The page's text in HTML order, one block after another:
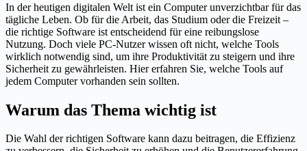
In der heutigen digitalen Welt ist ein Computer unverzichtbar für das
tägliche Leben. Ob für die Arbeit, das Studium oder die Freizeit –
die richtige Software ist entscheidend für eine reibungslose
Nutzung. Doch viele PC-Nutzer wissen oft nicht, welche Tools
wirklich notwendig sind, um ihre Produktivität zu steigern und ihre
Sicherheit zu gewährleisten. Hier erfahren Sie, welche Tools auf
jedem Computer vorhanden sein sollten.
Warum das Thema wichtig ist
Die Wahl der richtigen Software kann dazu beitragen, die Effizienz